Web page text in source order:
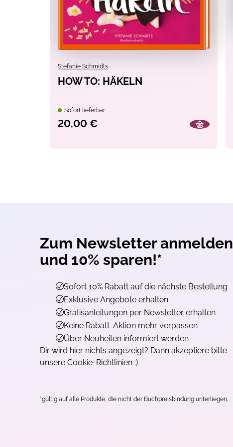
Stefanie Schmidts
HOW TO: HÄKELN
Sofort lieferbar
20,00 €
Zum Newsletter anmelden
und 10% sparen!*
Sofort 10% Rabatt auf die nächste Bestellung
Exklusive Angebote erhalten
Gratisanleitungen per Newsletter erhalten
Keine Rabatt-Aktion mehr verpassen
Über Neuheiten informiert werden
Dir wird hier nichts angezeigt? Dann akzeptiere bitte
unsere Cookie-Richtlinien :)
*gültig auf alle Produkte, die nicht der Buchpreisbindung unterliegen.